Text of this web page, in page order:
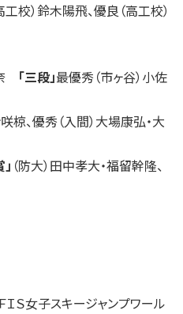
校）鈴木陽飛、優良（高工校）
「三段」最優秀（市ヶ谷）小佐
椋、優秀（入間）大場康弘・大
（防大）田中孝大・福留幹隆、
ＩＳ女子スキージャンプワール